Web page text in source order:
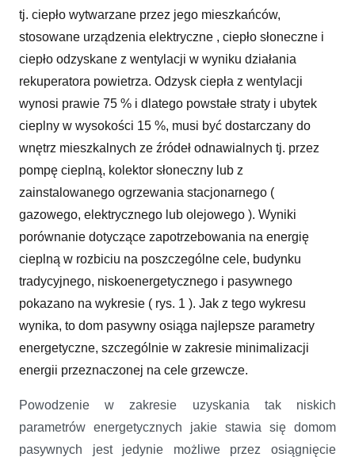
tj. ciepło wytwarzane przez jego mieszkańców,
stosowane urządzenia elektryczne , ciepło słoneczne i
ciepło odzyskane z wentylacji w wyniku działania
rekuperatora powietrza. Odzysk ciepła z wentylacji
wynosi prawie 75 % i dlatego powstałe straty i ubytek
cieplny w wysokości 15 %, musi być dostarczany do
wnętrz mieszkalnych ze źródeł odnawialnych tj. przez
pompę cieplną, kolektor słoneczny lub z
zainstalowanego ogrzewania stacjonarnego (
gazowego, elektrycznego lub olejowego ). Wyniki
porównanie dotyczące zapotrzebowania na energię
cieplną w rozbiciu na poszczególne cele, budynku
tradycyjnego, niskoenergetycznego i pasywnego
pokazano na wykresie ( rys. 1 ). Jak z tego wykresu
wynika, to dom pasywny osiąga najlepsze parametry
energetyczne, szczególnie w zakresie minimalizacji
energii przeznaczonej na cele grzewcze.
Powodzenie w zakresie uzyskania tak niskich
parametrów energetycznych jakie stawia się domom
pasywnych jest jedynie możliwe przez osiągnięcie